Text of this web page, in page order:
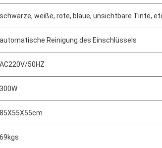
schwarze, weiße, rote, blaue, unsichtbare Tinte,
automatische Reinigung des Einschlüssels
AC220V/50HZ
300W
85X55X55cm
69kgs